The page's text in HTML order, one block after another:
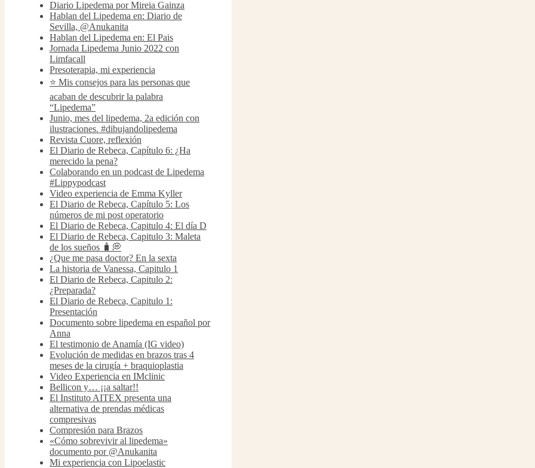
Diario Lipedema por Mireia Gainza
Hablan del Lipedema en: Diario de
Sevilla, @Anukanita
Hablan del Lipedema en: El Pais
Jornada Lipedema Junio 2022 con
Limfacall
Presoterapia, mi experiencia
⭐️ Mis consejos para las personas que
acaban de descubrir la palabra
“Lipedema”
Junio, mes del lipedema, 2a edición con
ilustraciones. #dibujandolipedema
Revista Cuore, reflexión
El Diario de Rebeca, Capítulo 6: ¿Ha
merecido la pena?
Colaborando en un podcast de Lipedema
#Lippypodcast
Video experiencia de Emma Kyller
El Diario de Rebeca, Capítulo 5: Los
números de mi post operatorio
El Diario de Rebeca, Capitulo 4: El día D
El Diario de Rebeca, Capitulo 3: Maleta
de los sueños 🧳💭
¿Que me pasa doctor? En la sexta
La historia de Vanessa, Capitulo 1
El Diario de Rebeca, Capitulo 2:
¿Preparada?
El Diario de Rebeca, Capitulo 1:
Presentación
Documento sobre lipedema en español por
Anna
El testimonio de Anamía (IG video)
Evolución de medidas en brazos tras 4
meses de la cirugía + braquioplastia
Video Experiencia en IMclinic
Bellicon y… ¡¡a saltar!!
El Instituto AITEX presenta una
alternativa de prendas médicas
compresivas
Compresión para Brazos
«Cómo sobrevivir al lipedema»
documento por @Anukanita
Mi experiencia con Lipoelastic